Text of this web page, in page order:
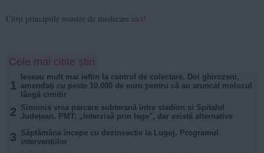
Citiți principiile noastre de moderare aici!
Cele mai citite știri
1
Ieșeau mult mai ieftin la centrul de colectare. Doi ghirozeni,
amendați cu peste 10.000 de euro pentru că au aruncat molozul
lângă cimitir
2 Simonis vrea parcare subterană între stadion și Spitalul
Județean. PMT: „Interzisă prin lege", dar există alternative
3 Săptămâna începe cu dezinsecție la Lugoj. Programul
intervențiilor